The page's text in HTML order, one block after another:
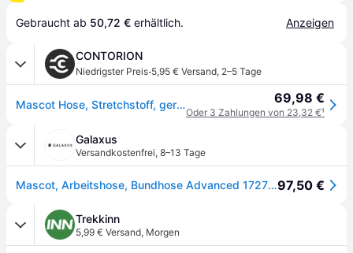
Gebraucht ab 50,72 € erhältlich. Anzeigen
CONTORION
Niedrigster Preis·5,95 € Versand, 2–5 Tage
Mascot Hose, Stretchstoff, geringes Gewicht Hose schwarz 69,98 €
Oder 3 Zahlungen von 23,32 €¹
Galaxus
Versandkostenfrei, 8–13 Tage
Mascot, Arbeitshose, Bundhose Advanced 17279 schwarz Gr. 54 (54)97,50 €
Trekkinn
5,99 € Versand, Morgen